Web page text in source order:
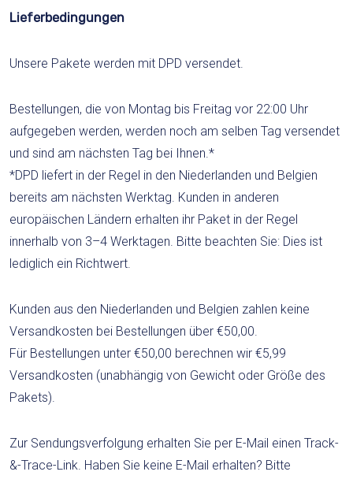
Lieferbedingungen
Unsere Pakete werden mit DPD versendet.
Bestellungen, die von Montag bis Freitag vor 22:00 Uhr
aufgegeben werden, werden noch am selben Tag versendet
und sind am nächsten Tag bei Ihnen.*
*DPD liefert in der Regel in den Niederlanden und Belgien
bereits am nächsten Werktag. Kunden in anderen
europäischen Ländern erhalten ihr Paket in der Regel
innerhalb von 3–4 Werktagen. Bitte beachten Sie: Dies ist
lediglich ein Richtwert.
Kunden aus den Niederlanden und Belgien zahlen keine
Versandkosten bei Bestellungen über €50,00.
Für Bestellungen unter €50,00 berechnen wir €5,99
Versandkosten (unabhängig von Gewicht oder Größe des
Pakets).
Zur Sendungsverfolgung erhalten Sie per E-Mail einen Track-
&-Trace-Link. Haben Sie keine E-Mail erhalten? Bitte